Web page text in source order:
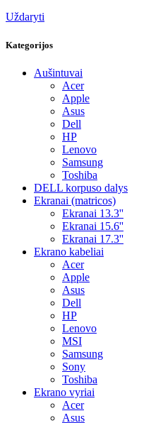
Uždaryti
Kategorijos
Aušintuvai
Acer
Apple
Asus
Dell
HP
Lenovo
Samsung
Toshiba
DELL korpuso dalys
Ekranai (matricos)
Ekranai 13.3''
Ekranai 15.6''
Ekranai 17.3''
Ekrano kabeliai
Acer
Apple
Asus
Dell
HP
Lenovo
MSI
Samsung
Sony
Toshiba
Ekrano vyriai
Acer
Asus